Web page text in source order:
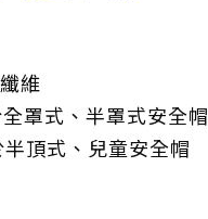
維
罩式、半罩式安全帽
頂式、兒童安全帽